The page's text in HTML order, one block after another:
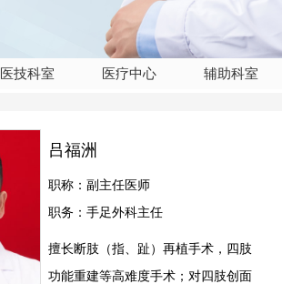
医技科室 医疗中心 辅助科室
吕福洲
职称：副主任医师
职务：手足外科主任
擅长断肢（指、趾）再植手术，四肢
功能重建等高难度手术；对四肢创面